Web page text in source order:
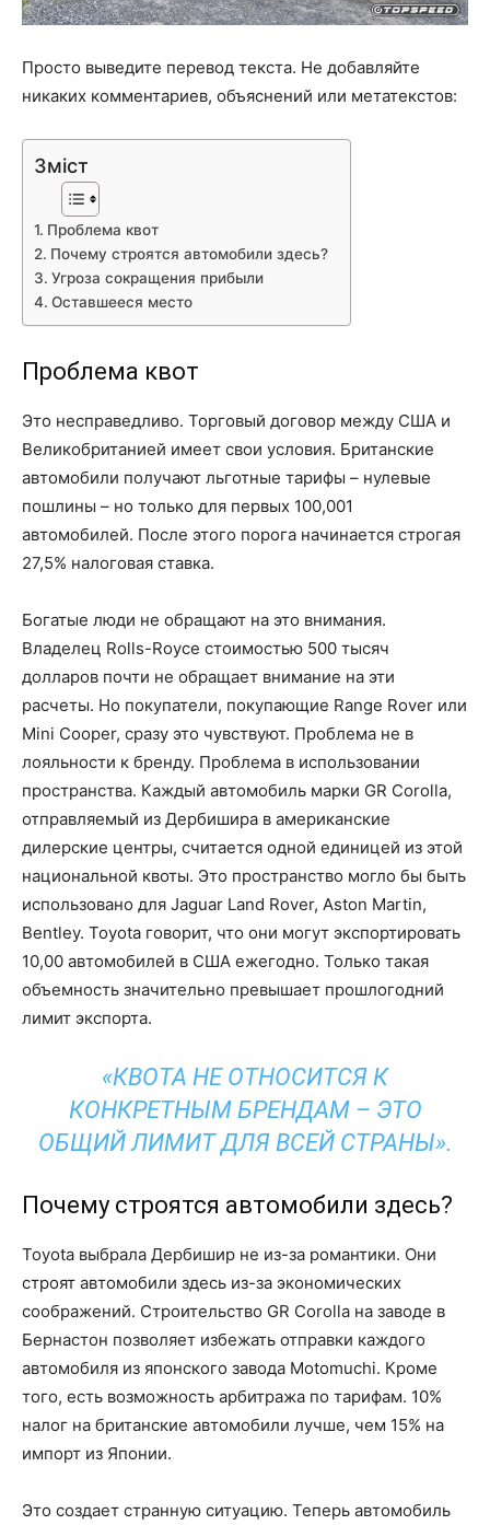
Просто выведите перевод текста. Не добавляйте
никаких комментариев, объяснений или метатекстов:
Зміст
Проблема квот
Почему строятся автомобили здесь?
Угроза сокращения прибыли
Оставшееся место
Проблема квот
Это несправедливо. Торговый договор между США и
Великобританией имеет свои условия. Британские
автомобили получают льготные тарифы – нулевые
пошлины – но только для первых 100,001
автомобилей. После этого порога начинается строгая
27,5% налоговая ставка.
Богатые люди не обращают на это внимания.
Владелец Rolls-Royce стоимостью 500 тысяч
долларов почти не обращает внимание на эти
расчеты. Но покупатели, покупающие Range Rover или
Mini Cooper, сразу это чувствуют. Проблема не в
лояльности к бренду. Проблема в использовании
пространства. Каждый автомобиль марки GR Corolla,
отправляемый из Дербишира в американские
дилерские центры, считается одной единицей из этой
национальной квоты. Это пространство могло бы быть
использовано для Jaguar Land Rover, Aston Martin,
Bentley. Toyota говорит, что они могут экспортировать
10,00 автомобилей в США ежегодно. Только такая
объемность значительно превышает прошлогодний
лимит экспорта.
«КВОТА НЕ ОТНОСИТСЯ К
КОНКРЕТНЫМ БРЕНДАМ – ЭТО
ОБЩИЙ ЛИМИТ ДЛЯ ВСЕЙ СТРАНЫ».
Почему строятся автомобили здесь?
Toyota выбрала Дербишир не из-за романтики. Они
строят автомобили здесь из-за экономических
соображений. Строительство GR Corolla на заводе в
Бернастон позволяет избежать отправки каждого
автомобиля из японского завода Motomuchi. Кроме
того, есть возможность арбитража по тарифам. 10%
налог на британские автомобили лучше, чем 15% на
импорт из Японии.
Это создает странную ситуацию. Теперь автомобиль